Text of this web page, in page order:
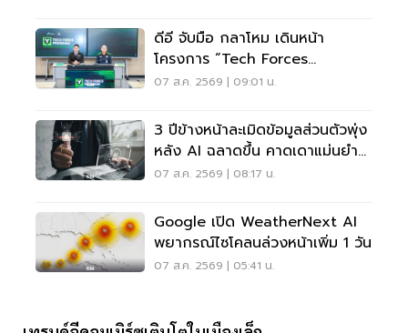
ดีอี จับมือ กลาโหม เดินหน้า
โครงการ “Tech Forces
Program”
07 ส.ค. 2569 | 09:01 น.
3 ปีข้างหน้าละเมิดข้อมูลส่วนตัวพุ่ง
หลัง AI ฉลาดขึ้น คาดเดาแม่นยำ
กว่าเดิม
07 ส.ค. 2569 | 08:17 น.
Google เปิด WeatherNext AI
พยากรณ์ไซโคลนล่วงหน้าเพิ่ม 1 วัน
07 ส.ค. 2569 | 05:41 น.